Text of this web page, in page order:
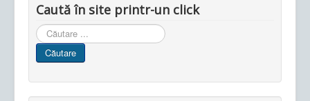
Caută în site printr-un click
Cauta
in
site
Căutare